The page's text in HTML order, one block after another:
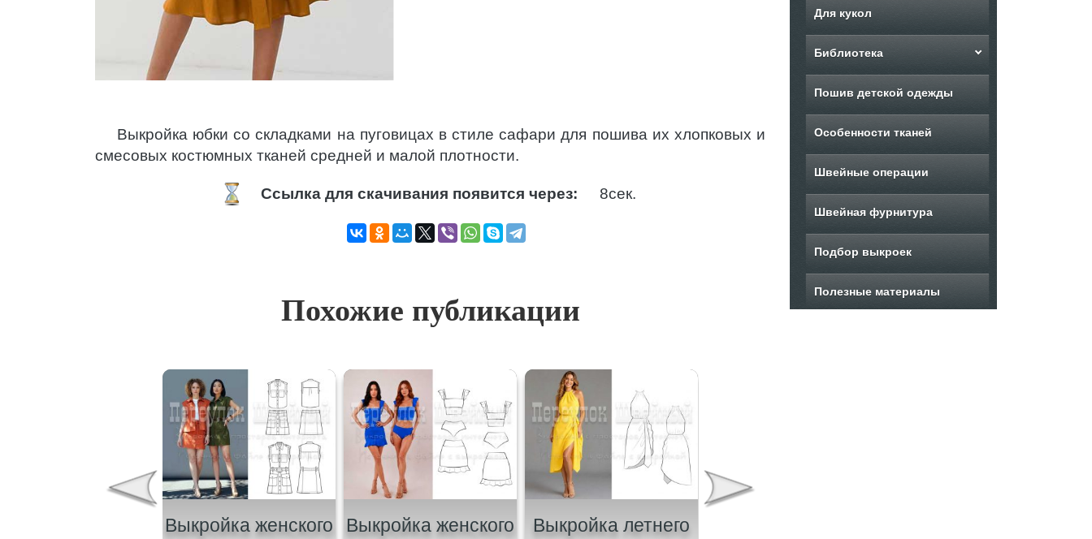
Выкройка юбки со складками на пуговицах в стиле сафари для пошива их хлопковых и
смесовых костюмных тканей средней и малой плотности.
Ссылка для скачивания появится через: 7сек.
Похожие публикации
Выкройка женского
Выкройка женского
Выкройка летнего
Для кукол
Библиотека
Пошив детской одежды
Особенности тканей
Швейные операции
Швейная фурнитура
Подбор выкроек
Полезные материалы